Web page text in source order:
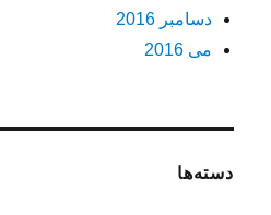
دسامبر 2016
می 2016
دسته‌ها